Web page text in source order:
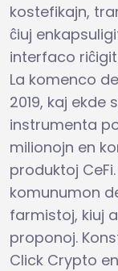
kostefikajn,
ĉiuj
interfaco
La komenco
2019, kaj ekde
instrumenta
milionojn en
produktoj
komunumon
farmistoj, kiuj
proponoj.
Click Crypto